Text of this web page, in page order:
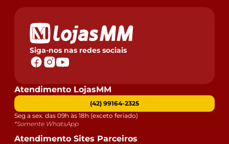
Siga-nos nas redes sociais
Atendimento LojasMM
(42) 99164-2325
Seg a sex. das 09h às 18h (exceto feriado)
*Somente WhatsApp
Atendimento Sites Parceiros